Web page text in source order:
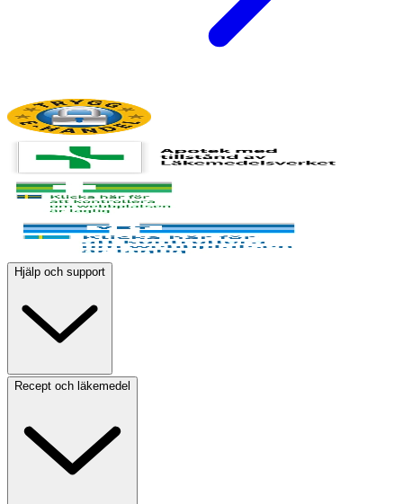
Hjälp och support
Recept och läkemedel